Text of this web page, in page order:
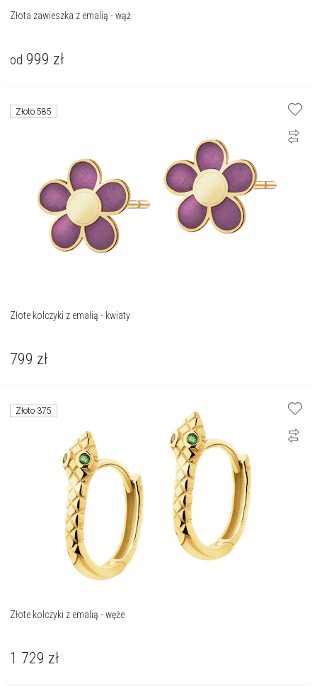
Złota zawieszka z emalią - wąż
od 999 zł
Złoto 585
Złote kolczyki z emalią - kwiaty
799 zł
Złoto 375
Złote kolczyki z emalią - węże
1 729 zł